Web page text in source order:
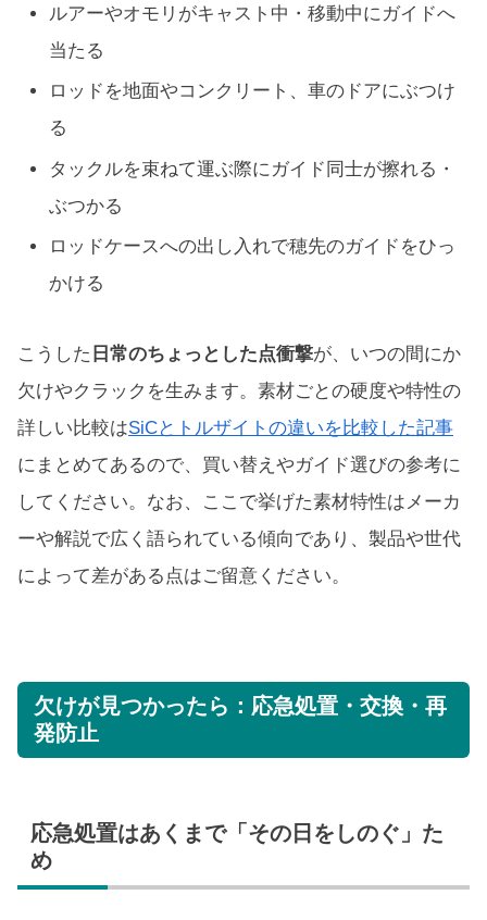
ルアーやオモリがキャスト中・移動中にガイドへ
当たる
ロッドを地面やコンクリート、車のドアにぶつけ
る
タックルを束ねて運ぶ際にガイド同士が擦れる・
ぶつかる
ロッドケースへの出し入れで穂先のガイドをひっ
かける
こうした 日常のちょっとした点衝撃が、いつの間にか
欠けやクラックを生みます。素材ごとの硬度や特性の
詳しい比較はSiCとトルザイトの違いを比較した記事
にまとめてあるので、買い替えやガイド選びの参考に
してください。なお、ここで挙げた素材特性はメーカ
ーや解説で広く語られている傾向であり、製品や世代
によって差がある点はご留意ください。
欠けが見つかったら：応急処置・交換・再
発防止
応急処置はあくまで「その日をしのぐ」た
め